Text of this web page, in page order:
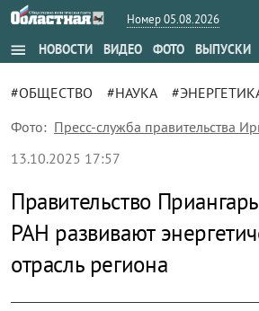
Номер 05.08.2026
menu НОВОСТИ ВИДЕО ФОТО ВЫПУСКИ
#ОБЩЕСТВО #НАУКА
Фото: Пресс-служба правительства
13.10.2025 17:57
Правительство
РАН развивают
отрасль региона